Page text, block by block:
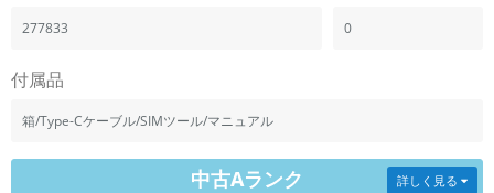
277833 0
付属品
箱/Type-Cケーブル/SIMツール/マニュアル
中古Aランク 詳しく見る
商品状態の絞り込み